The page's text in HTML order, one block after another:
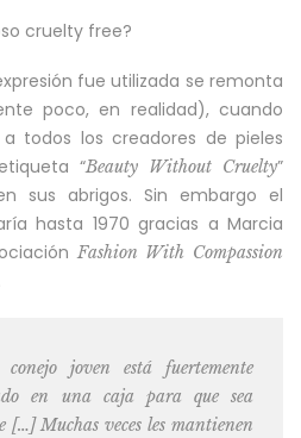
cruelty free?
fue utilizada se remonta
poco, en realidad), cuando
todos los creadores de pieles
“Beauty Without Cruelty”
sus abrigos. Sin embargo el
hasta 1970 gracias a Marcia
Fashion With Compassion
joven está fuertemente
en una caja para que sea
[…] Muchas veces les mantienen